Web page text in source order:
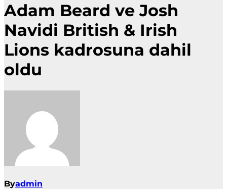
Adam Beard ve Josh
Navidi British & Irish
Lions kadrosuna dahil
oldu
Byadmin